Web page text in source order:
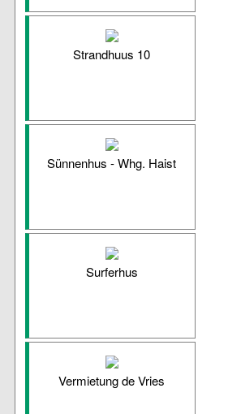
Strandhuus 10
Sünnenhus - Whg. Haist
Surferhus
Vermietung de Vries